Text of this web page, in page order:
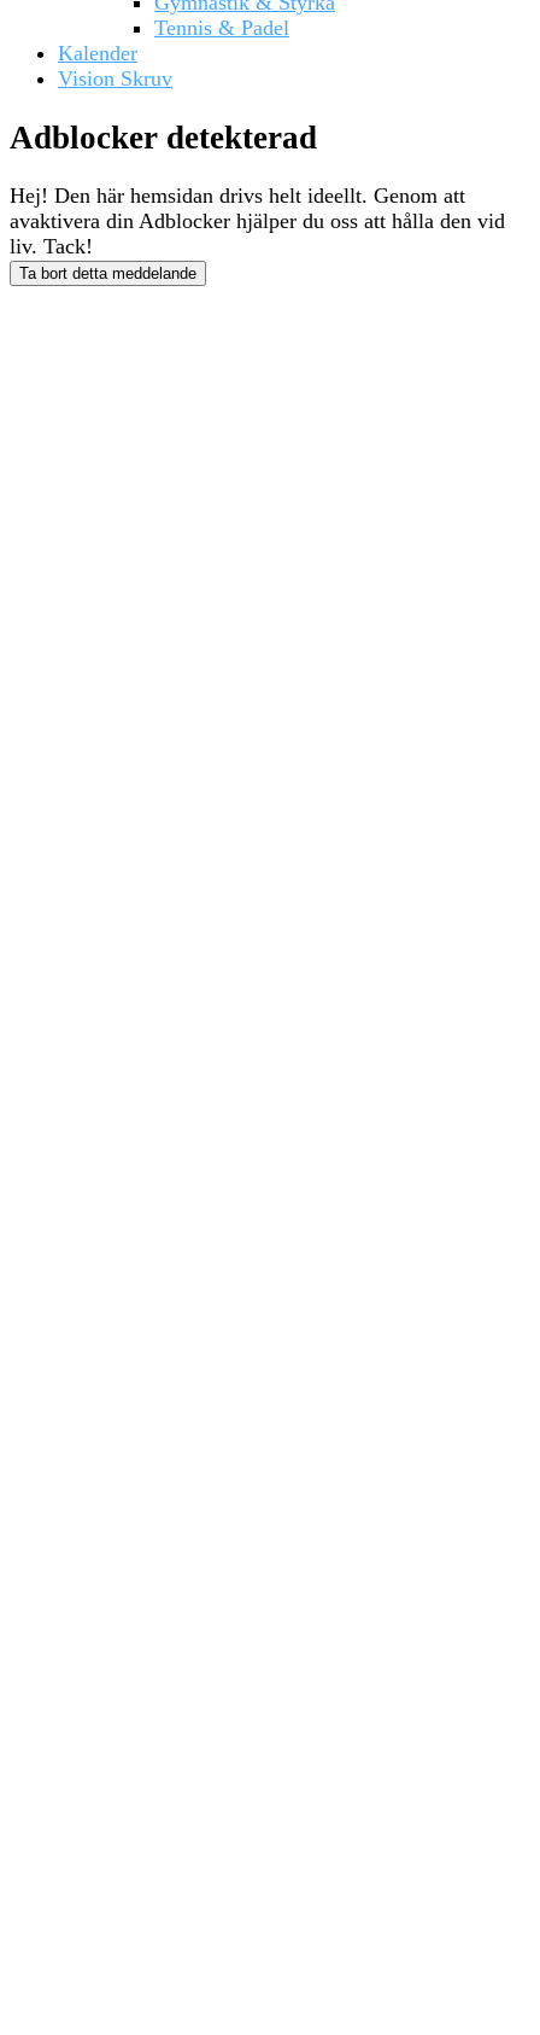
Tennis & Padel
Kalender
Vision Skruv
Adblocker detekterad
Hej! Den här hemsidan drivs helt ideellt. Genom att
avaktivera din Adblocker hjälper du oss att hålla den vid
liv. Tack!
Ta bort detta meddelande